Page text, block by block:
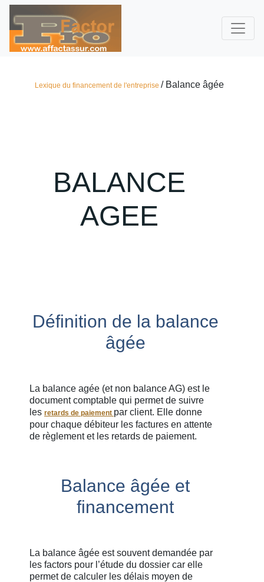
Lexique du financement de l'entreprise / Balance âgée
BALANCE
AGEE
Définition de la balance
âgée
La balance agée (et non balance AG) est le
document comptable qui permet de suivre
les retards de paiement par client. Elle donne
pour chaque débiteur les factures en attente
de règlement et les retards de paiement.
Balance âgée et
financement
La balance âgée est souvent demandée par
les factors pour l’étude du dossier car elle
permet de calculer les délais moyen de